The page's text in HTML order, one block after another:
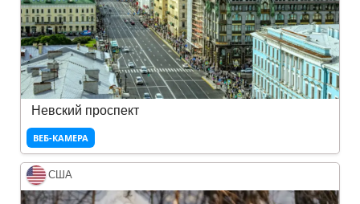
Невский проспект
ВЕБ-КАМЕРА
США